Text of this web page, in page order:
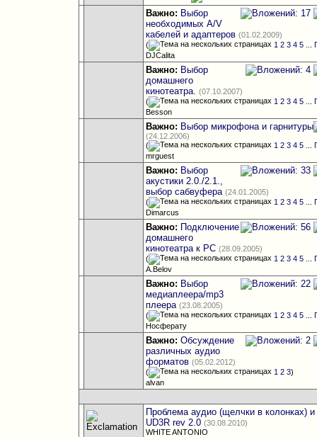
Важно: Выбор
необходимых A/V
кабелей и адаптеров (01.02.2009)
(
1 2 3 4 5 ...
DJCalita
Важно: Выбор
домашнего
кинотеатра. (07.10.2007)
(
1 2 3 4 5 ...
Besson
Важно: Выбор микрофона и гарнитуры
(24.12.2006)
(
1 2 3 4 5 ...
mrguest
Важно: Выбор
акустики 2.0./2.1.,
выбор сабвуфера (24.01.2005)
(
1 2 3 4 5 ...
Dimarcus
Важно: Подключение
домашнего
кинотеатра к РС (28.09.2005)
(
1 2 3 4 5 ...
A.Belov
Важно: Выбор
медиаплеера/mp3
плеера (23.08.2005)
(
1 2 3 4 5 ...
Носферату
Важно: Обсуждение
различных аудио
форматов (05.02.2012)
(
1 2 3)
alvan
Проблема аудио (щелчки в колонках)
UD3R rev 2.0 (30.08.2010)
WHITE ANTONIO